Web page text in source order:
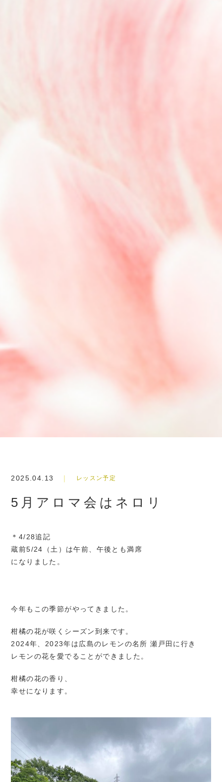
2025.04.13 レッスン予定
5月アロマ会はネロリ
＊4/28追記
蔵前5/24（土）は午前、午後とも満席
になりました。
今年もこの季節がやってきました。
柑橘の花が咲くシーズン到来です。
2024年、2023年は広島のレモンの名所 瀬戸田に行き
レモンの花を愛でることができました。
柑橘の花の香り、
幸せになります。